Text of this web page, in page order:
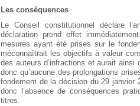
Les conséquences
Le Conseil constitutionnel déclare
déclaration prend effet
mesures ayant été prises sur le
méconnaîtrait les objectifs à valeur
des auteurs d’infractions et aurait
donc qu’aucune des prolongations
fondement de la décision du 29 janvier
donc l’absence de conséquences
titres.